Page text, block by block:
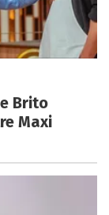
Brito
Maxi